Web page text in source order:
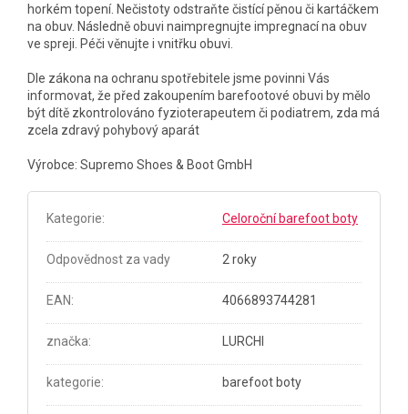
horkém topení. Nečistoty odstraňte čistící pěnou či kartáčkem
na obuv. Následně obuvi naimpregnujte impregnací na obuv
ve spreji. Péči věnujte i vnitřku obuvi.
Dle zákona na ochranu spotřebitele jsme povinni Vás
informovat, že před zakoupením barefootové obuvi by mělo
být dítě zkontrolováno fyzioterapeutem či podiatrem, zda má
zcela zdravý pohybový aparát
Výrobce: Supremo Shoes & Boot GmbH
Kategorie: Celoroční barefoot boty
Odpovědnost za vady 2 roky
EAN: 4066893744281
značka: LURCHI
kategorie: barefoot boty